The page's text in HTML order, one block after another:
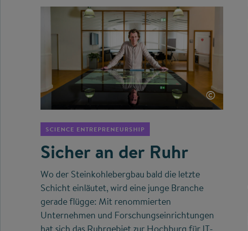
©
SCIENCE ENTREPRENEURSHIP
Sicher an der Ruhr
Wo der Steinkohlebergbau bald die letzte
Schicht einläutet, wird eine junge Branche
gerade flügge: Mit renommierten
Unternehmen und Forschungseinrichtungen